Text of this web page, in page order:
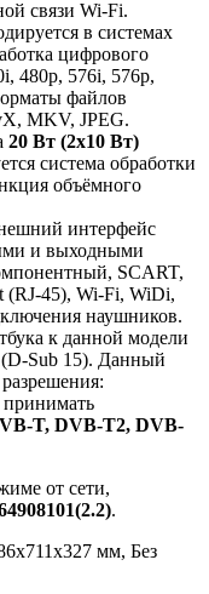
связи Wi-Fi.
в системах
цифрового
480p, 576i, 576p,
файлов
MKV, JPEG.
20 Вт (2х10 Вт)
система обработки
объёмного
интерфейс
и выходными
SCART,
45), Wi-Fi, WiDi,
наушников.
к данной модели
(D-Sub 15). Данный
T, DVB-T2, DVB-
от сети,
.
мм, Без